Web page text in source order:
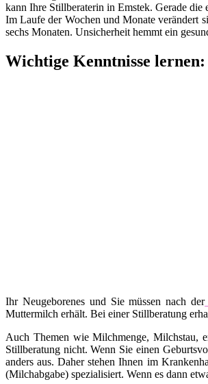
kann Ihre Stillberaterin in Emstek. Gerade
Im Laufe der Wochen und Monate verändert
sechs Monaten. Unsicherheit hemmt ein
Wichtige Kenntnisse
Ihr Neugeborenes und Sie müssen nach der
Muttermilch erhält. Bei einer Stillberatung
Auch Themen wie Milchmenge, Milchstau,
Stillberatung nicht. Wenn Sie einen
anders aus. Daher stehen Ihnen im
(Milchabgabe) spezialisiert. Wenn es dann